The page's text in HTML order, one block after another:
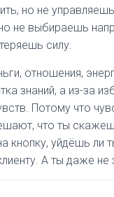
но не
не выбираешь
силу.
отношения,
знаний, а из-за
Потому что
что ты
кнопку, уйдёшь ли
А ты даже